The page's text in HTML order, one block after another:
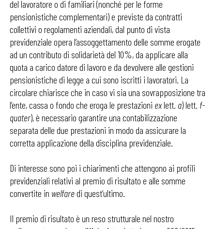
del lavoratore o di familiari (nonché per le forme
pensionistiche complementari) e previste da contratti
collettivi o regolamenti aziendali, dal punto di vista
previdenziale opera l’assoggettamento delle somme erogate
ad un contributo di solidarietà del 10%, da applicare alla
quota a carico datore di lavoro e da devolvere alle gestioni
pensionistiche di legge a cui sono iscritti i lavoratori. La
circolare chiarisce che in caso vi sia una sovrapposizione tra
l’ente, cassa o fondo che eroga le prestazioni exlett. a) lett. f-
quater), è necessario garantire una contabilizzazione
separata delle due prestazioni in modo da assicurare la
corretta applicazione della disciplina previdenziale.
Di interesse sono poi i chiarimenti che attengono ai profili
previdenziali relativi al premio di risultato e alle somme
convertite in welfaredi quest’ultimo.
Il premio di risultato è un reso strutturale nel nostro